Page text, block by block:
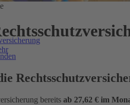
bereits ab 27,62 € im